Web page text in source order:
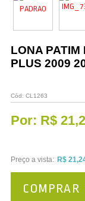
Pneus e Câmaras
Vestuário
Promoções
LONA PATIM
PLUS 2009
Cód: CL1263
Por: R$
Preço a vista: R$
COMPRAR